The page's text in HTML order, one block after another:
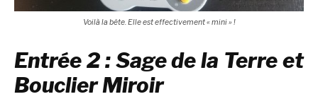
Voilà la bête. Elle est effectivement « mini » !
Entrée 2 : Sage de la Terre et
Bouclier Miroir